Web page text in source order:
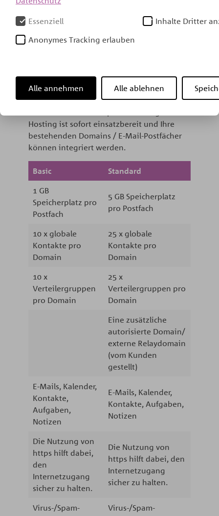
Angebote
Möglichkeit, E-Mails über Ihren Outlook®
Mailclient, über das Internet oder über Ihr
Mobiltelefon zu empfangen und zu
Hosting ist sofort einsatzbereit und Ihre
bestehenden Domains / E-Mail-Postfächer
können integriert werden.
Basic
Standard
1 GB
Speicherplatz pro
Postfach
5 GB Speicherplatz
pro Postfach
10 x globale
Kontakte pro
Domain
25 x globale
Kontakte pro
Domain
10 x
Verteilergruppen
pro Domain
25 x
Verteilergruppen pro
Domain
Eine zusätzliche
autorisierte Domain/
externe Relaydomain
(vom Kunden
gestellt)
E-Mails, Kalender,
Kontakte,
Aufgaben,
Notizen
E-Mails, Kalender,
Kontakte, Aufgaben,
Notizen
Die Nutzung von
https hilft dabei,
den
Internetzugang
sicher zu halten.
Die Nutzung von
https hilft dabei, den
Internetzugang
sicher zu halten.
Virus-/Spam-
Virus-/Spam-
Essenziell
Inhalte Dritter
Anonymes Tracking erlauben
Alle annehmen Alle ablehnen